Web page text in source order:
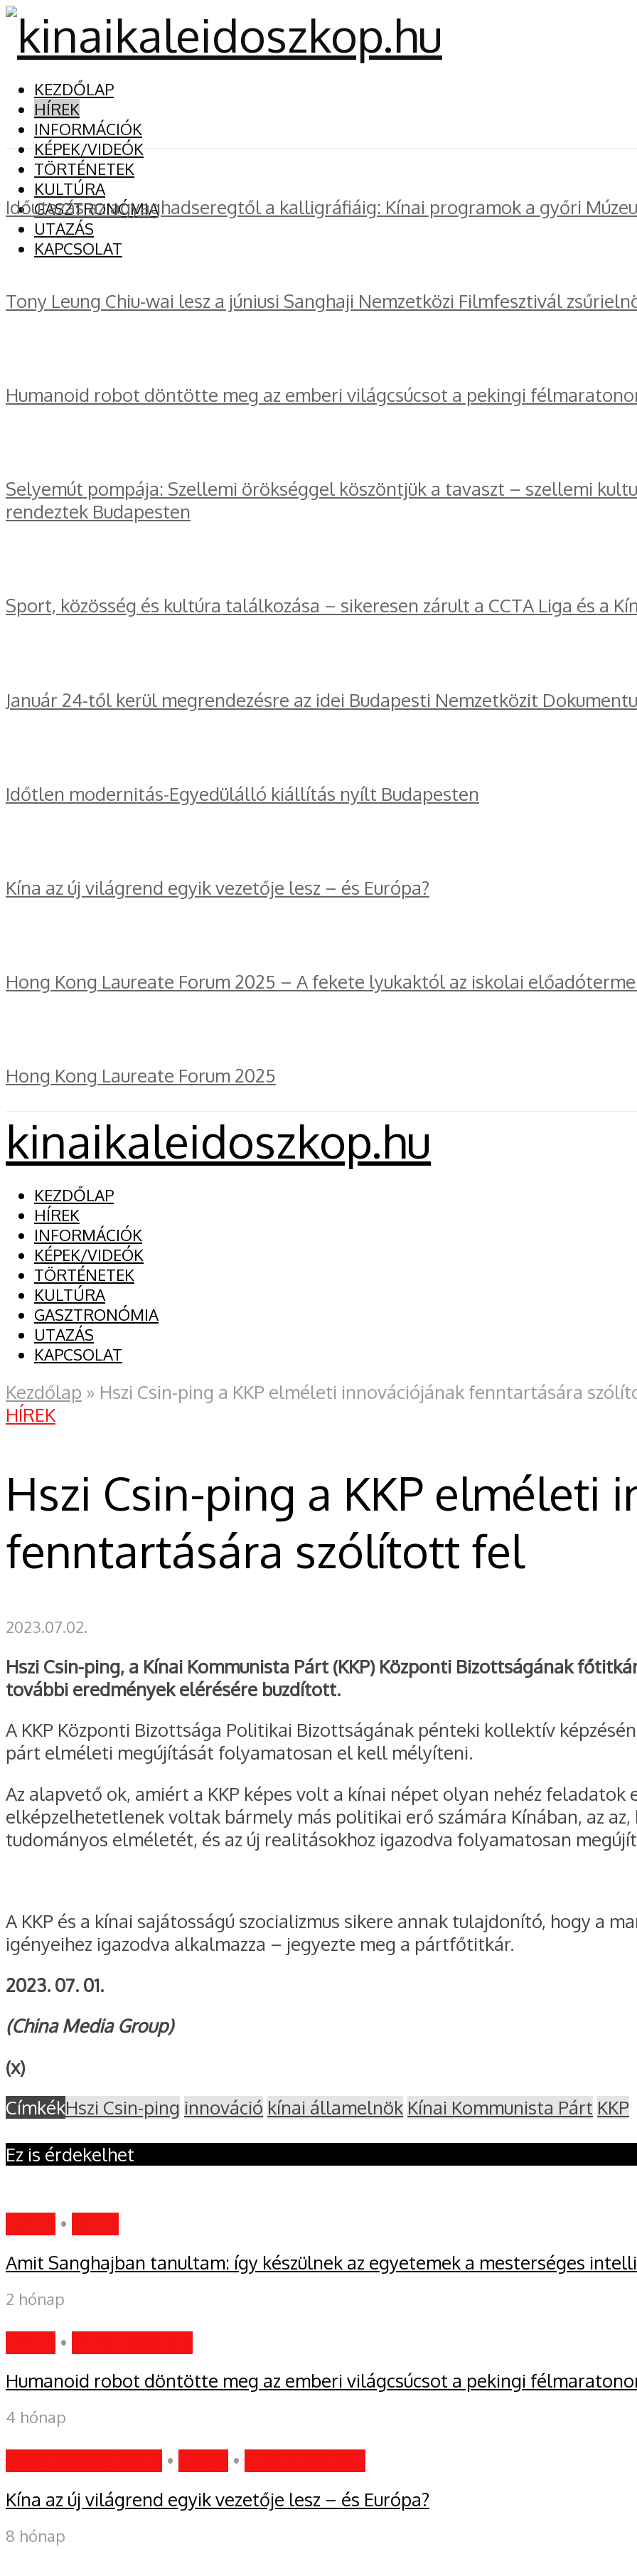
KEZDŐLAP
HÍREK
INFORMÁCIÓK
KÉPEK/VIDEÓK
TÖRTÉNETEK
KULTÚRA
GASZTRONÓMIA
UTAZÁS
KAPCSOLAT
Időutazás az agyaghadseregtől a kalligráfiáig: Kínai programok a győri
Tony Leung Chiu-wai lesz a júniusi Sanghaji Nemzetközi Filmfesztivál
Humanoid robot döntötte meg az emberi világcsúcsot a pekingi
Selyemút pompája: Szellemi örökséggel köszöntjük a tavaszt – szellemi
rendeztek Budapesten
Sport, közösség és kultúra találkozása – sikeresen zárult a CCTA Liga és a
Január 24-től kerül megrendezésre az idei Budapesti Nemzetközit
Időtlen modernitás-Egyedülálló kiállítás nyílt Budapesten
Kína az új világrend egyik vezetője lesz – és Európa?
Hong Kong Laureate Forum 2025 – A fekete lyukaktól az iskolai
Hong Kong Laureate Forum 2025
kinaikaleidoszkop.hu
KEZDŐLAP
HÍREK
INFORMÁCIÓK
KÉPEK/VIDEÓK
TÖRTÉNETEK
KULTÚRA
GASZTRONÓMIA
UTAZÁS
KAPCSOLAT
Kezdőlap » Hszi Csin-ping a KKP elméleti innovációjának fenntartására
HÍREK
Hszi Csin-ping a KKP elméleti
fenntartására szólított fel
2023.07.02.
Hszi Csin-ping, a Kínai Kommunista Párt (KKP) Központi Bizottságának
további eredmények elérésére buzdított.
A KKP Központi Bizottsága Politikai Bizottságának pénteki kollektív
párt elméleti megújítását folyamatosan el kell mélyíteni.
Az alapvető ok, amiért a KKP képes volt a kínai népet olyan nehéz
elképzelhetetlenek voltak bármely más politikai erő számára Kínában, az
tudományos elméletét, és az új realitásokhoz igazodva folyamatosan
A KKP és a kínai sajátosságú szocializmus sikere annak tulajdonító, hogy a
igényeihez igazodva alkalmazza – jegyezte meg a pártfőtitkár.
2023. 07. 01.
(China Media Group)
(x)
CímkékHszi Csin-ping innováció kínai államelnök Kínai Kommunista Párt KKP
Ez is érdekelhet
•
Amit Sanghajban tanultam: így készülnek az egyetemek a mesterséges
2 hónap
•
Humanoid robot döntötte meg az emberi világcsúcsot a pekingi
4 hónap
• •
Kína az új világrend egyik vezetője lesz – és Európa?
8 hónap